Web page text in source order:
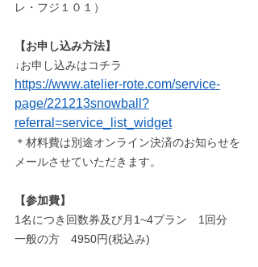
レ・フジ１０１）
【お申し込み方法】
↓お申し込みはコチラ
https://www.atelier-rote.com/service-
page/221213snowball?
referral=service_list_widget
＊材料費は別途オンライン決済のお知らせを
メールさせていただきます。
【参加費】
1名につき回数券及び月1~4プラン　1回分
一般の方　4950円(税込み)